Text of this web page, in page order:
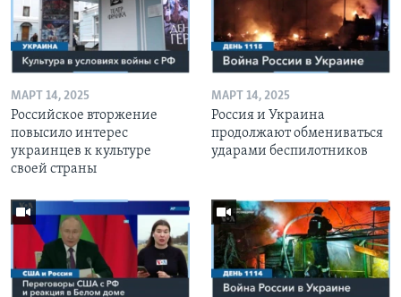
МАРТ 14, 2025
Российское вторжение
повысило интерес
украинцев к культуре
своей страны
МАРТ 14, 2025
Россия и Украина
продолжают обмениваться
ударами беспилотников